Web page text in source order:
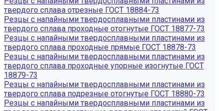
твердого сплава отрезные ГОСТ 18884-73
Резцы с напайными твердосплавными пластинами из
твердого сплава проходные отогнутые ГОСТ 18877-73
Резцы с напайными твердосплавными пластинами из
твердого сплава проходные прямые ГОСТ 18878-73
Резцы с напайными твердосплавными пластинами из
твердого сплава проходные упорные изогнутые ГОСТ
18879-73
Резцы с напайными твердосплавными пластинами из
твердого сплава подрезные отогнутые ГОСТ 18880-73
Резцы с напайными твердосплавными пластинами из